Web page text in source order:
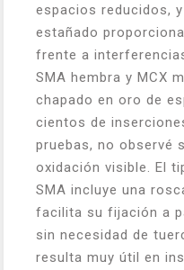
espacios reducidos,
estañado
frente a
SMA hembra y MCX
chapado en oro de
cientos de
pruebas, no observé
oxidación visible. El
SMA incluye una
facilita su fijación a
sin necesidad de
resulta muy útil en